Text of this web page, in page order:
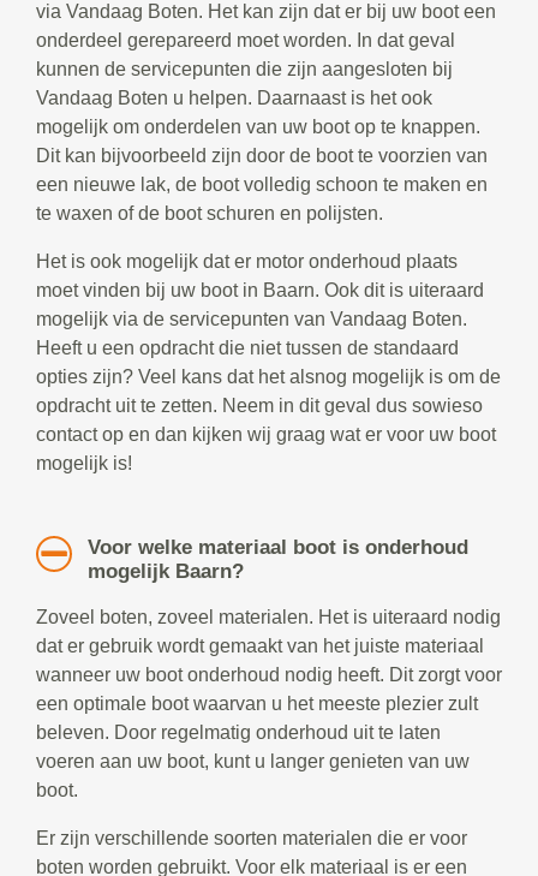
via Vandaag Boten. Het kan zijn dat er bij uw boot een
onderdeel gerepareerd moet worden. In dat geval
kunnen de servicepunten die zijn aangesloten bij
Vandaag Boten u helpen. Daarnaast is het ook
mogelijk om onderdelen van uw boot op te knappen.
Dit kan bijvoorbeeld zijn door de boot te voorzien van
een nieuwe lak, de boot volledig schoon te maken en
te waxen of de boot schuren en polijsten.
Het is ook mogelijk dat er motor onderhoud plaats
moet vinden bij uw boot in Baarn. Ook dit is uiteraard
mogelijk via de servicepunten van Vandaag Boten.
Heeft u een opdracht die niet tussen de standaard
opties zijn? Veel kans dat het alsnog mogelijk is om de
opdracht uit te zetten. Neem in dit geval dus sowieso
contact op en dan kijken wij graag wat er voor uw boot
mogelijk is!
Voor welke materiaal boot is onderhoud
mogelijk Baarn?
Zoveel boten, zoveel materialen. Het is uiteraard nodig
dat er gebruik wordt gemaakt van het juiste materiaal
wanneer uw boot onderhoud nodig heeft. Dit zorgt voor
een optimale boot waarvan u het meeste plezier zult
beleven. Door regelmatig onderhoud uit te laten
voeren aan uw boot, kunt u langer genieten van uw
boot.
Er zijn verschillende soorten materialen die er voor
boten worden gebruikt. Voor elk materiaal is er een